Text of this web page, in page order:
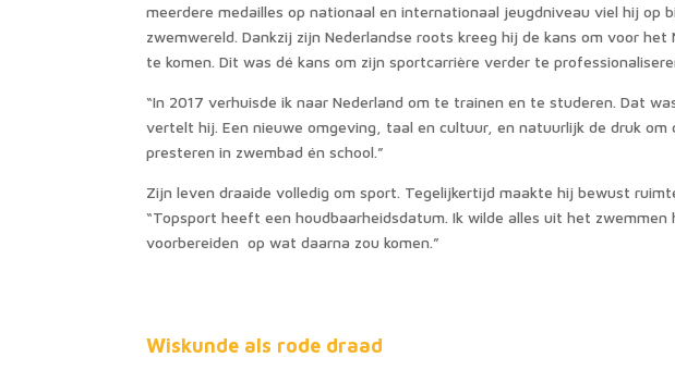
meerdere medailles op nationaal en internationaal jeugdniveau viel hij op
zwemwereld. Dankzij zijn Nederlandse roots kreeg hij de kans om voor het
te komen. Dit was dé kans om zijn sportcarrière verder te
“In 2017 verhuisde ik naar Nederland om te trainen en te studeren. Dat
vertelt hij. Een nieuwe omgeving, taal en cultuur, en natuurlijk de druk om
presteren in zwembad én school.”
Zijn leven draaide volledig om sport. Tegelijkertijd maakte hij bewust
“Topsport heeft een houdbaarheidsdatum. Ik wilde alles uit het zwemmen
voorbereiden op wat daarna zou komen.”
Wiskunde als rode draad